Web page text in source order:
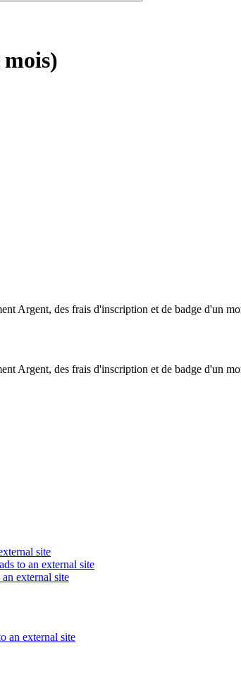
Argent, des frais d'inscription et de badge d'un
Argent, des frais d'inscription et de badge d'un
site
to an external site
external site
an external site